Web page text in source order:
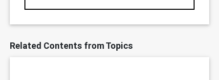
Related Contents from Topics